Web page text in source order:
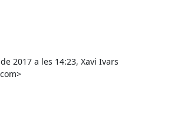
2017 a les 14:23, Xavi Ivars